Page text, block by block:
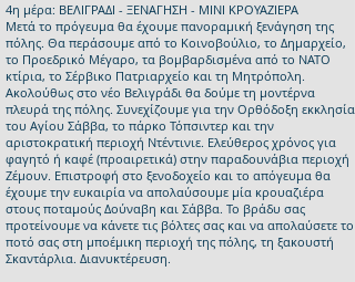
4η μέρα: ΒΕΛΙΓΡΑΔΙ - ΞΕΝΑΓΗΣΗ - ΜΙΝΙ ΚΡΟΥΑΖΙΕΡΑ
Μετά το πρόγευμα θα έχουμε πανοραμική ξενάγηση της
πόλης. Θα περάσουμε από το Κοινοβούλιο, το Δημαρχείο,
το Προεδρικό Μέγαρο, τα βομβαρδισμένα από το ΝΑΤΟ
κτίρια, το Σέρβικο Πατριαρχείο και τη Μητρόπολη.
Ακολούθως στο νέο Βελιγράδι θα δούμε τη μοντέρνα
πλευρά της πόλης. Συνεχίζουμε για την Ορθόδοξη εκκλησία
του Αγίου Σάββα, το πάρκο Τόπσιντερ και την
αριστοκρατική περιοχή Ντέντινιε. Ελεύθερος χρόνος για
φαγητό ή καφέ (προαιρετικά) στην παραδουνάβια περιοχή
Ζέμουν. Επιστροφή στο ξενοδοχείο και το απόγευμα θα
έχουμε την ευκαιρία να απολαύσουμε μία κρουαζιέρα
στους ποταμούς Δούναβη και Σάββα. Το βράδυ σας
προτείνουμε να κάνετε τις βόλτες σας και να απολαύσετε το
ποτό σας στη μποέμικη περιοχή της πόλης, τη ξακουστή
Σκαντάρλια. Διανυκτέρευση.